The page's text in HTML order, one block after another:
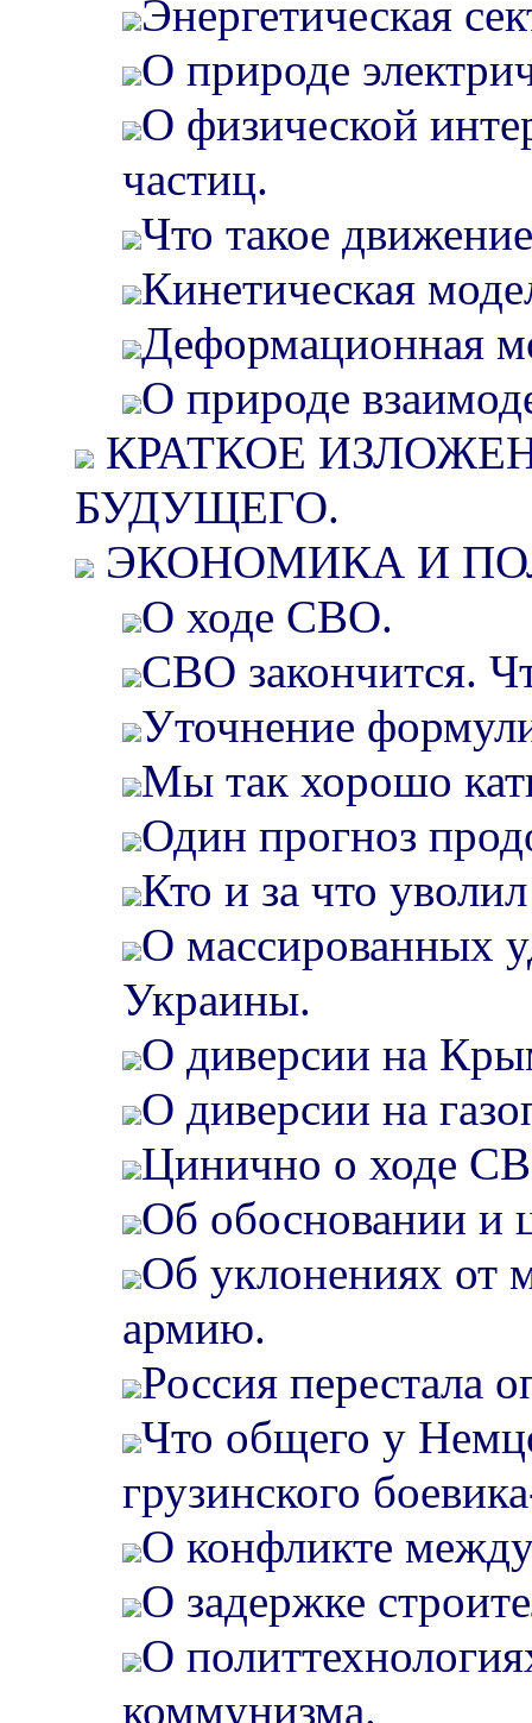
Энергетическая
О природе
О физической
частиц.
Что такое
Кинетическая
Деформационная
О природе
КРАТКОЕ
БУДУЩЕГО.
ЭКОНОМИКА И
О ходе СВО.
СВО закончится.
Уточнение
Мы так хорошо
Один прогноз
Кто и за что
О массированных
Украины.
О диверсии на
О диверсии на
Цинично о ходе
Об обосновании и
Об уклонениях от
армию.
Россия перестала
Что общего у
грузинского
О конфликте
О задержке
О
коммунизма.